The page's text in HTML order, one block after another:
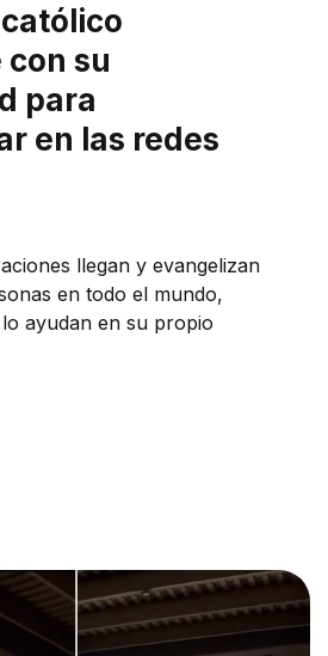
su
para
en las redes
llegan y evangelizan
en todo el mundo,
ayudan en su propio